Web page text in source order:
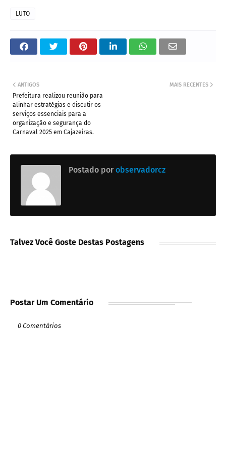
LUTO
MAIS RECENTES
ANTIGOS
Prefeitura realizou reunião para
alinhar estratégias e discutir os
serviços essenciais para a
organização e segurança do
Carnaval 2025 em Cajazeiras.
Postado por observadorcz
Talvez Você Goste Destas Postagens
Postar Um Comentário
0 Comentários